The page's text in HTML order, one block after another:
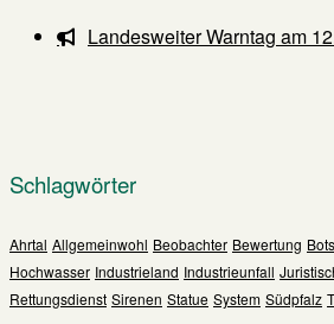
Landesweiter Warntag am
Schlagwörter
Ahrtal Allgemeinwohl Beobachter Bewertung
Hochwasser Industrieland Industrieunfall
Rettungsdienst Sirenen Statue System Südpfalz